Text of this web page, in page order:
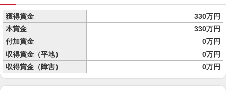
獲得賞金
330万円
本賞金
330万円
付加賞金
0万円
収得賞金（平地）
0万円
収得賞金（障害）
0万円